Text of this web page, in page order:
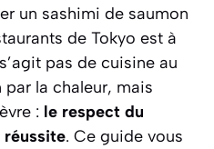
un sashimi de saumon
de Tokyo est à
pas de cuisine au
la chaleur, mais
: le respect du
. Ce guide vous